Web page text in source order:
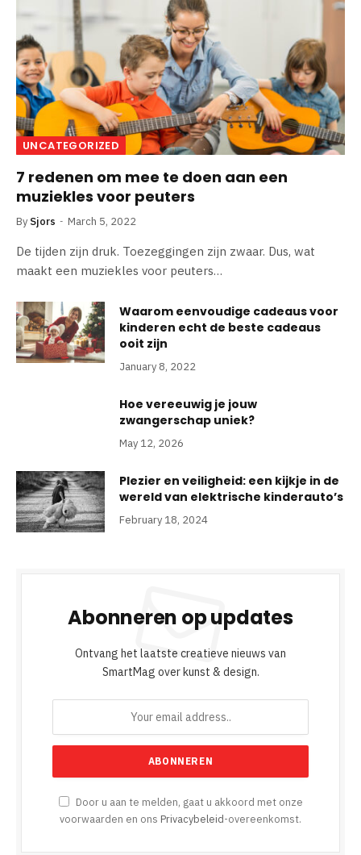
UNCATEGORIZED
7 redenen om mee te doen aan een
muziekles voor peuters
By Sjors March 5, 2022
De tijden zijn druk. Toezeggingen zijn zwaar. Dus, wat
maakt een muziekles voor peuters…
Waarom eenvoudige cadeaus voor
kinderen echt de beste cadeaus
ooit zijn
January 8, 2022
Hoe vereeuwig je jouw
zwangerschap uniek?
May 12, 2026
Plezier en veiligheid: een kijkje in de
wereld van elektrische kinderauto’s
February 18, 2024
Abonneren op updates
Ontvang het laatste creatieve nieuws van
SmartMag over kunst & design.
Door u aan te melden, gaat u akkoord met onze
voorwaarden en ons Privacybeleid-overeenkomst.